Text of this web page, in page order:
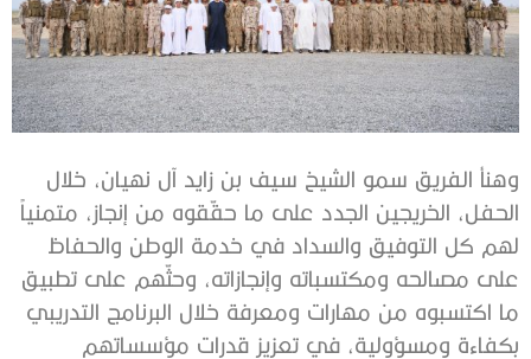
وهنأ الفريق سمو الشيخ سيف بن زايد آل نهيان، خلال
الحفل، الخريجين الجدد على ما حقّقوه من إنجاز، متمنياً
لهم كل التوفيق والسداد في خدمة الوطن والحفاظ
على مصالحه ومكتسباته وإنجازاته، وحثّهم على تطبيق
ما اكتسبوه من مهارات ومعرفة خلال البرنامج التدريبي
بكفاءة ومسؤولية، في تعزيز قدرات مؤسساتهم